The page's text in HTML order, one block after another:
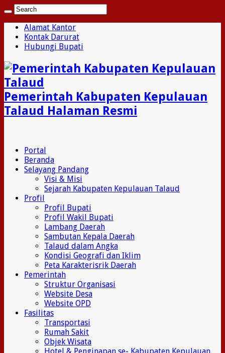
Alamat Kantor
Kontak Darurat
Hubungi Bupati
Pemerintah Kabupaten Kepulauan
Talaud Halaman Resmi
Portal
Beranda
Selayang Pandang
Visi & Misi
Sejarah Kabupaten Kepulauan Talaud
Profil
Profil Bupati
Profil Wakil Bupati
Lambang Daerah
Sambutan Kepala Daerah
Talaud dalam Angka
Kondisi Geografi dan Iklim
Peta Karakterisrik Daerah
Pemerintah
Struktur Organisasi
Website Desa
Website OPD
Fasilitas
Transportasi
Rumah Sakit
Objek Wisata